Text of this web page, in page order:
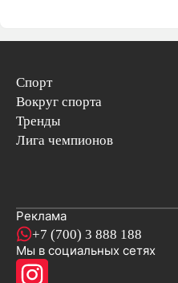
Спорт
Вокруг спорта
Тренды
Лига чемпионов
Реклама
+7 (700) 3 888 188
Мы в социальных сетях